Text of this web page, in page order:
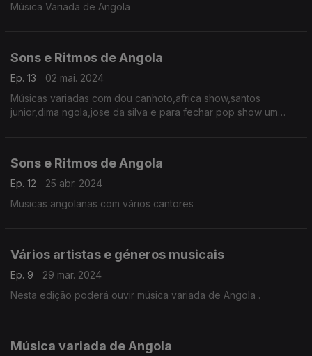
Música Variada de Angola
Sons e Ritmos de Angola
Ep. 13
02 mai. 2024
Músicas variadas com dou canhoto,africa show,santos
junior,dima ngola,jose da silva e para fechar pop show um
Sons e Ritmos de Angola
Ep. 12
25 abr. 2024
Musicas angolanas com vários cantores
Vários artistas e géneros musicais
Ep. 9
29 mar. 2024
Nesta edição poderá ouvir música variada de Angola .
Música variada de Angola